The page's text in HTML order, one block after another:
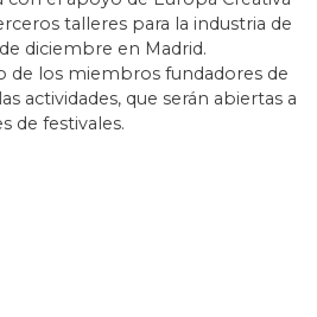
talleres para la industria de
diciembre en Madrid.
de los miembros fundadores de
actividades, que serán abiertas a
de festivales.